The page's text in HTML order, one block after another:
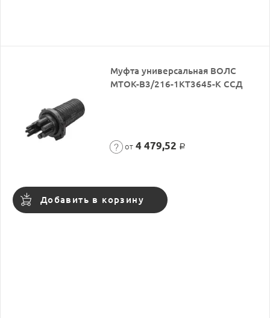
Муфта универсальная ВОЛС
МТОК-В3/216-1КТ3645-К ССД
от 4 479,52 Р
Добавить в корзину